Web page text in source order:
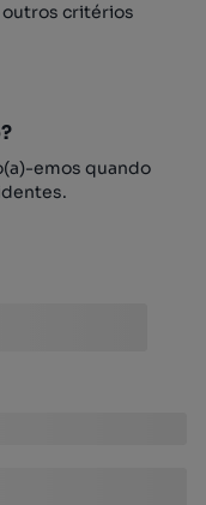
outros critérios
emos quando